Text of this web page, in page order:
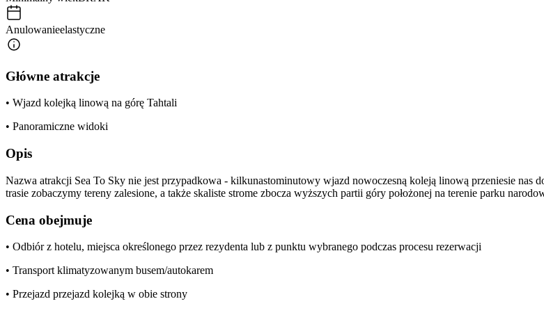
Anulowanieelastyczne
Główne atrakcje
• Wjazd kolejką linową na górę Tahtali
• Panoramiczne widoki
Opis
Nazwa atrakcji Sea To Sky nie jest przypadkowa - kilkunastominutowy wjazd nowoczesną koleją linową przeniesie
trasie zobaczymy tereny zalesione, a także skaliste strome zbocza wyższych partii góry położonej na terenie parku
Cena obejmuje
• Odbiór z hotelu, miejsca określonego przez rezydenta lub z punktu wybranego podczas procesu rezerwacji
• Transport klimatyzowanym busem/autokarem
• Przejazd przejazd kolejką w obie strony